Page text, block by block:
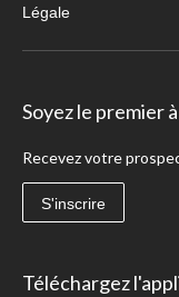
Légale
Soyez le premier
Recevez votre
S'inscrire
Téléchargez